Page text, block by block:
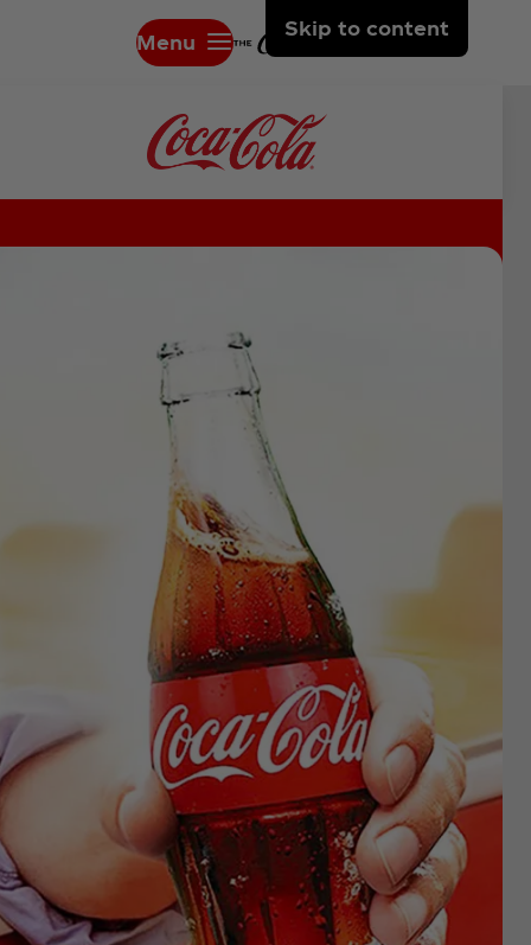
Skip to content
Menu